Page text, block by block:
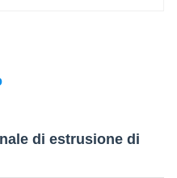
di estrusione di